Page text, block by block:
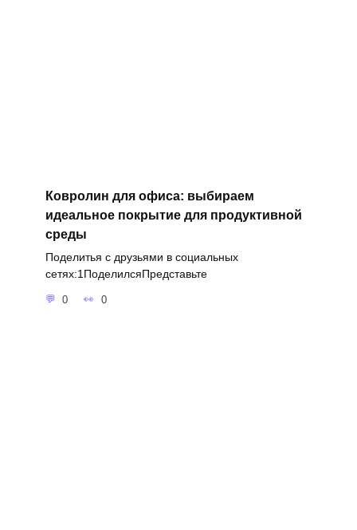
Ковролин для офиса: выбираем
идеальное покрытие для продуктивной
среды
Поделитья с друзьями в социальных
сетях:1ПоделилсяПредставьте
0 0